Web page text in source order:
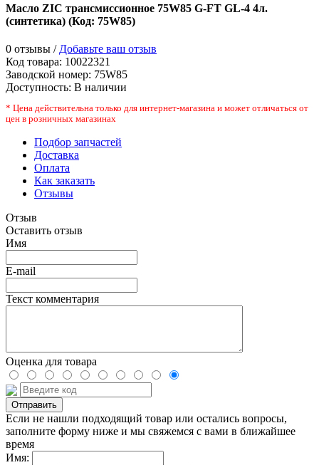
Масло ZIC трансмиссионное 75W85 G-FT GL-4 4л.
(синтетика) (Код: 75W85)
0 отзывы / Добавьте ваш отзыв
Код товара: 10022321
Заводской номер: 75W85
Доступность: В наличии
* Цена действительна только для интернет-магазина и может отличаться от
цен в розничных магазинах
Подбор запчастей
Доставка
Оплата
Как заказать
Отзывы
Отзыв
Оставить отзыв
Имя
E-mail
Текст комментария
Оценка для товара
Если не нашли подходящий товар или остались вопросы,
заполните форму ниже и мы свяжемся с вами в ближайшее
время
Имя: